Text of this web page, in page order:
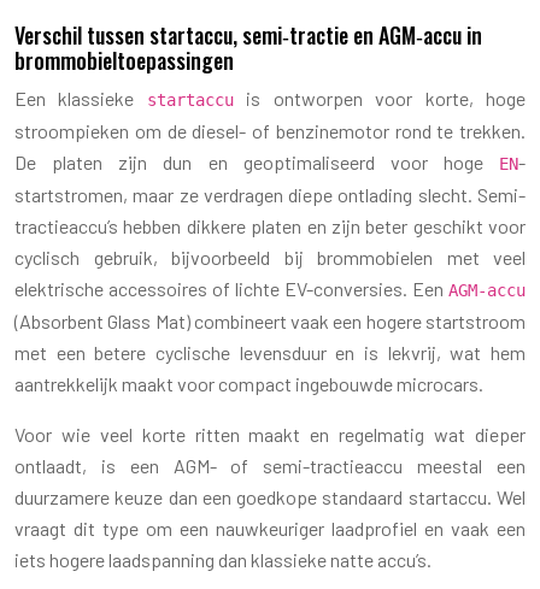
Verschil tussen startaccu, semi‑tractie en AGM‑accu in
brommobieltoepassingen
Een klassieke startaccuis ontworpen voor korte, hoge
stroompieken om de diesel- of benzinemotor rond te trekken.
De platen zijn dun en geoptimaliseerd voor hoge
EN-
startstromen, maar ze verdragen diepe ontlading slecht. Semi-
tractieaccu’s hebben dikkere platen en zijn beter geschikt voor
cyclisch gebruik, bijvoorbeeld bij brommobielen met veel
elektrische accessoires of lichte EV-conversies. Een AGM-accu
(Absorbent Glass Mat) combineert vaak een hogere startstroom
met een betere cyclische levensduur en is lekvrij, wat hem
aantrekkelijk maakt voor compact ingebouwde microcars.
Voor wie veel korte ritten maakt en regelmatig wat dieper
ontlaadt, is een AGM- of semi-tractieaccu meestal een
duurzamere keuze dan een goedkope standaard startaccu. Wel
vraagt dit type om een nauwkeuriger laadprofiel en vaak een
iets hogere laadspanning dan klassieke natte accu’s.